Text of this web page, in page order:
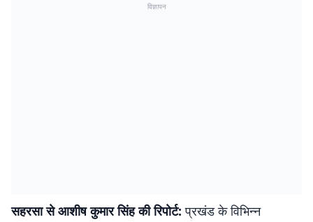
विज्ञापन
सहरसा से आशीष कुमार सिंह की रिपोर्ट: प्रखंड के विभिन्न